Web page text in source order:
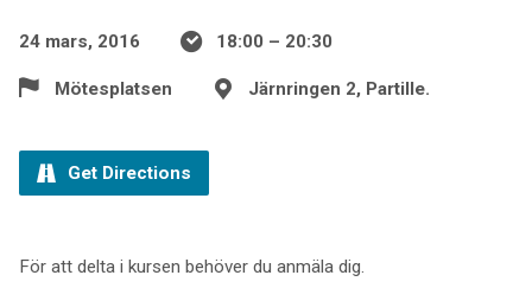
24 mars, 2016 18:00 – 20:30
Mötesplatsen Järnringen 2, Partille.
Get Directions
För att delta i kursen behöver du anmäla dig.